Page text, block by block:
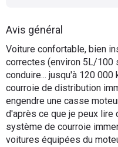
Moto
Marques
Avis général
Voiture confortable, bien
correctes (environ 5L/100
conduire... jusqu'à 120
courroie de distribution
engendre une casse
d'après ce que je peux lire
système de courroie
voitures équipées du